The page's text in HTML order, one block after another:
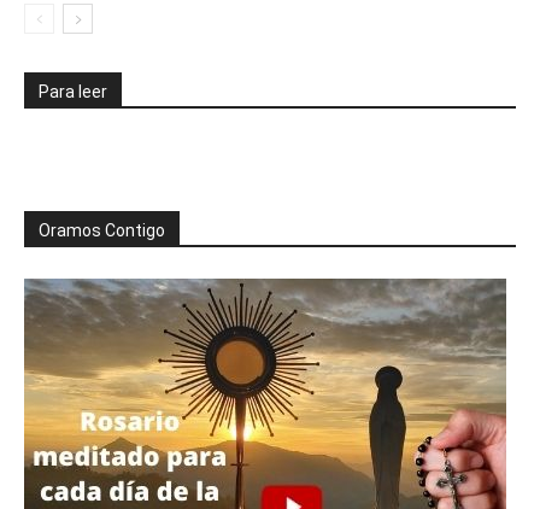
Para leer
Oramos Contigo